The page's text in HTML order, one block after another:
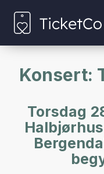
Konsert:
Torsdag